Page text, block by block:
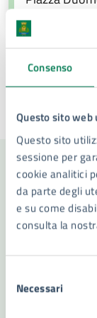
Consenso
Questo sito web
Questo sito
sessione per
cookie analitici
da parte degli
e su come
consulta la
delNecessari
Ultimo
Settore,